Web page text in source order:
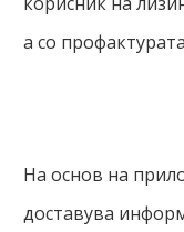
а со
На основ на
доставува